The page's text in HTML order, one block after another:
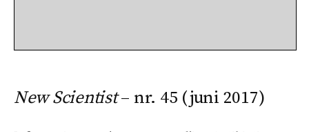
New Scientist– nr. 45 (juni 2017)